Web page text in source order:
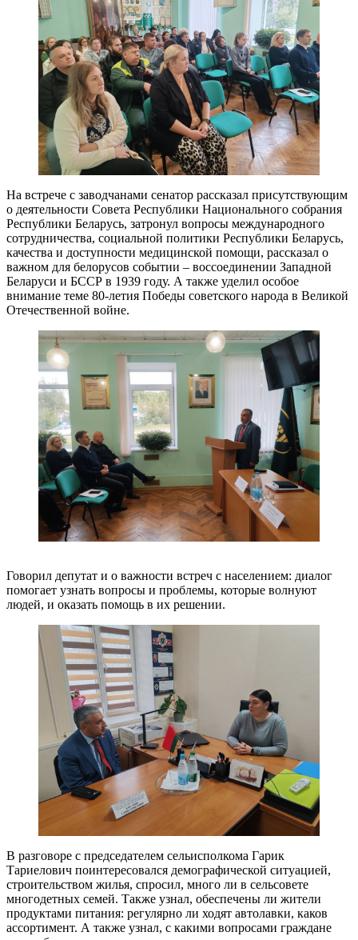
На встрече с заводчанами сенатор рассказал присутствующим
о деятельности Совета Республики Национального собрания
Республики Беларусь, затронул вопросы международного
сотрудничества, социальной политики Республики Беларусь,
качества и доступности медицинской помощи, рассказал о
важном для белорусов событии – воссоединении Западной
Беларуси и БССР в 1939 году. А также уделил особое
внимание теме 80-летия Победы советского народа в Великой
Отечественной войне.
Говорил депутат и о важности встреч с населением: диалог
помогает узнать вопросы и проблемы, которые волнуют
людей, и оказать помощь в их решении.
В разговоре с председателем сельисполкома Гарик
Тариелович поинтересовался демографической ситуацией,
строительством жилья, спросил, много ли в сельсовете
многодетных семей. Также узнал, обеспечены ли жители
продуктами питания: регулярно ли ходят автолавки, каков
ассортимент. А также узнал, с какими вопросами граждане